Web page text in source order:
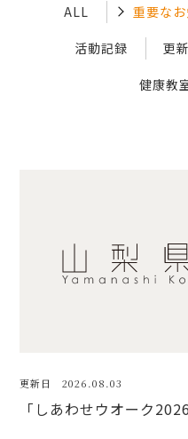
新型コロナウイルス対策
人間ドック 最新空き情報
ALL 重要な
活動記録 更
健康教
更新日 2026.08.03
「しあわせウオーク